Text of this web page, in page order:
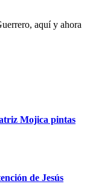
aquí y ahora
Mojica pintas
de Jesús